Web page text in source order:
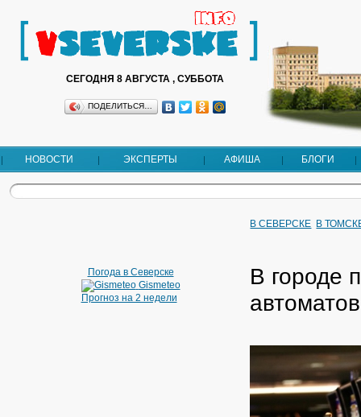
СЕГОДНЯ 8 АВГУСТА , СУББОТА
ПОДЕЛИТЬСЯ…
НОВОСТИ ЭКСПЕРТЫ АФИША БЛОГИ
Погода в Северске
Gismeteo
Прогноз на 2 недели
В СЕВЕРСКЕ В
В городе
автоматов